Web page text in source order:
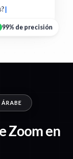
99% de precisión
Zoom en